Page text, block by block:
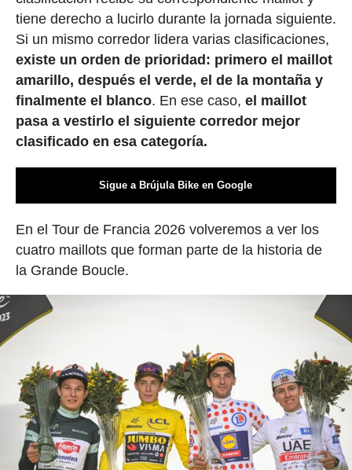
tiene derecho a lucirlo durante la jornada siguiente.
Si un mismo corredor lidera varias clasificaciones,
existe un orden de prioridad: primero el maillot
amarillo, después el verde, el de la montaña y
finalmente el blanco. En ese caso, el maillot
pasa a vestirlo el siguiente corredor mejor
clasificado en esa categoría.
Sigue a Brújula Bike en Google
En el Tour de Francia 2026 volveremos a ver los
cuatro maillots que forman parte de la historia de
la Grande Boucle.